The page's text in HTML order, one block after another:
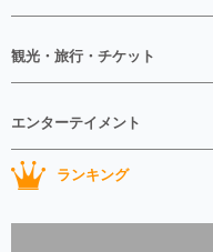
観光・旅行・チケット
エンターテイメント
ランキング